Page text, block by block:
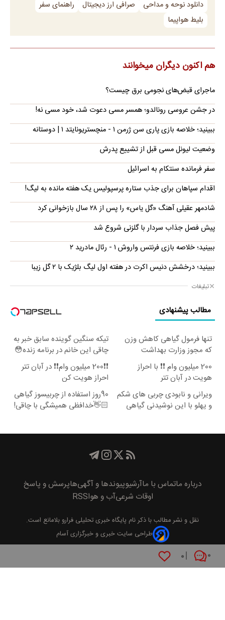
۰ ۰
دانلود نوحه و مداحی صرافی ارز دیجیتال
راهنمای سفر
بلیط هواپیما
هم اکنون دیگران میخوانند
ماجرای قبض‌های نجومی برق چیست؟
در جشن عروسی رونالدو؛ همسر مسی دعوت شد، خود مسی نه!
ببینید؛ خلاصه بازی پاری سن ژرمن ۱ - منچستریونایتد ۱ | دوستانه
وضعیت لیونل مسی قبل از تشییع پدرش
سفر فرمانده سنتکام به اسرائیل
اقدام سپاهان برای جذب ستاره پرسپولیس یک هفته مانده به لیگ!
شادمهر عقیلی آهنگ «گل یاس» را پس از ۲۸ سال بازخوانی کرد
پیش فصل جذاب سردار با گلزنی شروع شد
ببینید؛ خلاصه بازی فرنتس واروش ۱ - رئال مادرید ۲
ببینید؛ درخشش دنیس اکرت در هفته اول لیگ بلژیک با ۲ گل زیبا
تبلیغات
مطالب پیشنهادی
تنها فرمول گیاهی کاهش وزن
که مجوز وزارت بهداشت
دارد(کلیک جهت سفارش)
تیکه سنگین گوینده سابق خبر به
چاقی این خانم در برنامه زنده😳
ببین چیشد
200 میلیون وام ❗❗ با احراز
هویت در آبان تتر
❗❗200 میلیون وام❗❗ در آبان تتر
احراز هویت کن
ویرانی و نابودی چربی های شکم
و پهلو با این نوشیدنی گیاهی
90روز استفاده از چربیسوز گیاهی
👋🏻خدافظی همیشگی با چاقی!
درباره ماتماس با ماآرشیوپیوند‌ها و آگهی‌هاپرسش و پاسخ
اوقات شرعیآب و هواRSS
نقل و نشر مطالب با ذکر نام پايگاه خبری تحليلی فراروبلامانع است.
طراحی سایت خبری و خبرگزاری آسام